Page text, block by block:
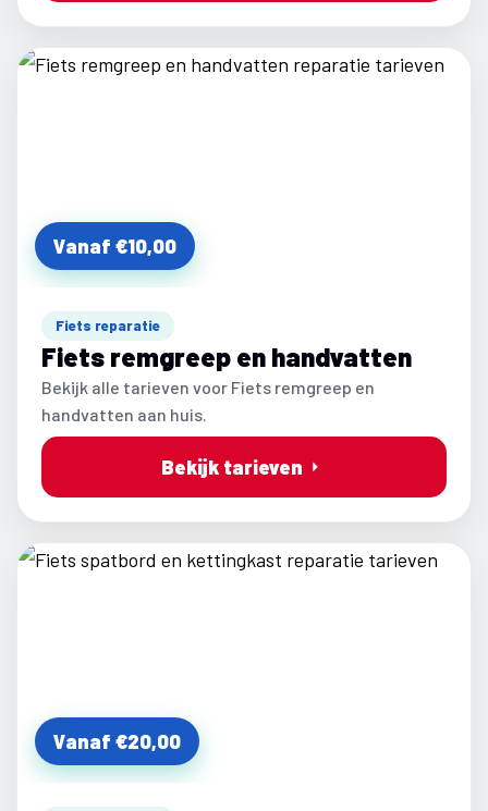
Vanaf €10,00
Fiets reparatie
Fiets remgreep en handvatten
Bekijk alle tarieven voor Fiets remgreep en
handvatten aan huis.
Bekijk tarieven
Vanaf €20,00